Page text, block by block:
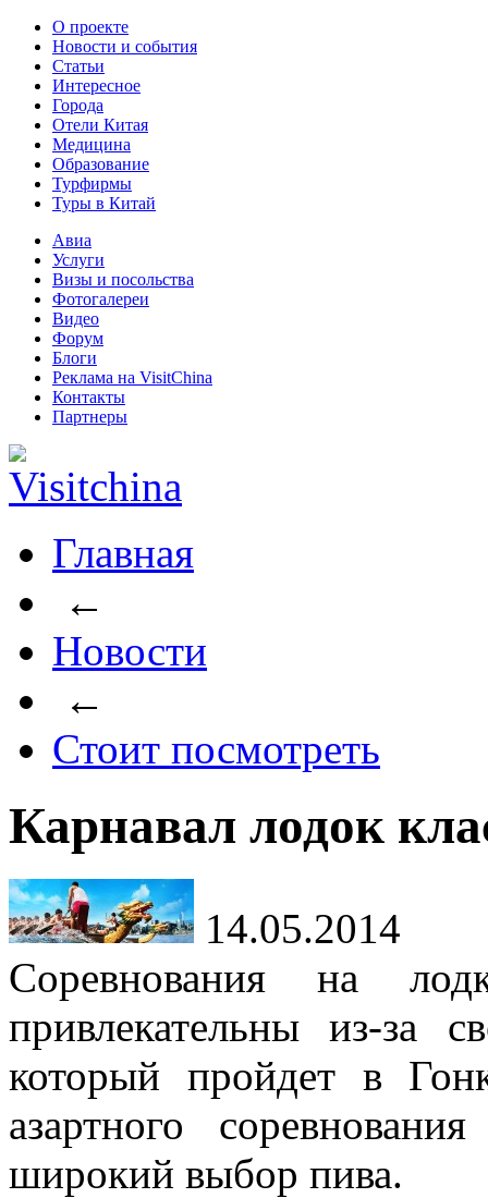
О проекте
Новости и события
Статьи
Интересное
Города
Отели Китая
Медицина
Образование
Турфирмы
Туры в Китай
Авиа
Услуги
Визы и посольства
Фотогалереи
Видео
Форум
Блоги
Реклама на VisitChina
Контакты
Партнеры
Главная
←
Новости
←
Стоит посмотреть
Карнавал лодок
14.05.2014
Соревнования на
привлекательны из-за
который пройдет в
азартного
широкий выбор пива.